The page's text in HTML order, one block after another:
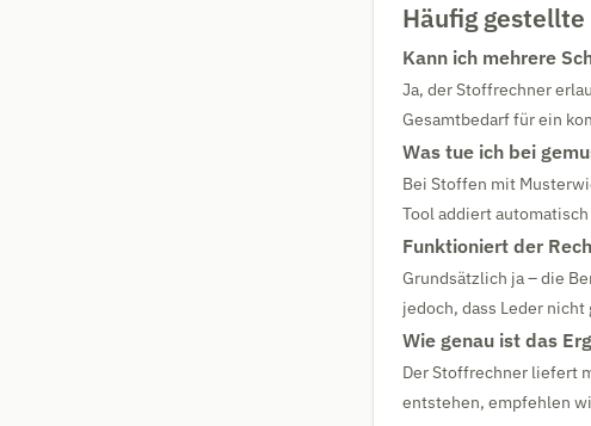
Häufig gestellte
Kann ich mehrere
Ja, der Stoffrechner
Gesamtbedarf für ein
Was tue ich bei
Bei Stoffen mit
Tool addiert
Funktioniert der
Grundsätzlich ja – die
jedoch, dass Leder
Wie genau ist das
Der Stoffrechner liefert
entstehen, empfehlen